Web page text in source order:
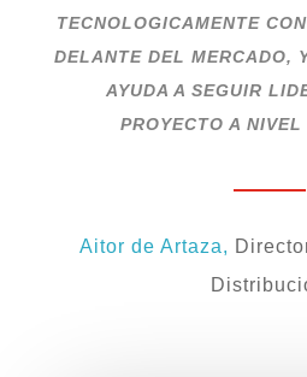
TECNOLOGICAMENTE
DELANTE DEL MERCADO,
AYUDA A SEGUIR
PROYECTO A
Aitor de Artaza,